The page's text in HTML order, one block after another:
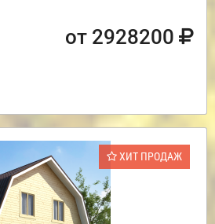
от 2928200
ХИТ ПРОДАЖ